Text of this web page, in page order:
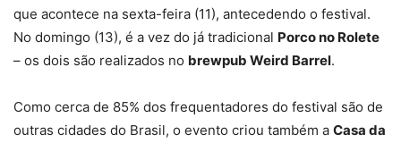
que acontece na sexta-feira (11), antecedendo o festival.
No domingo (13), é a vez do já tradicional Porco no Rolete
– os dois são realizados no brewpub Weird Barrel.
Como cerca de 85% dos frequentadores do festival são de
outras cidades do Brasil, o evento criou também a Casa da